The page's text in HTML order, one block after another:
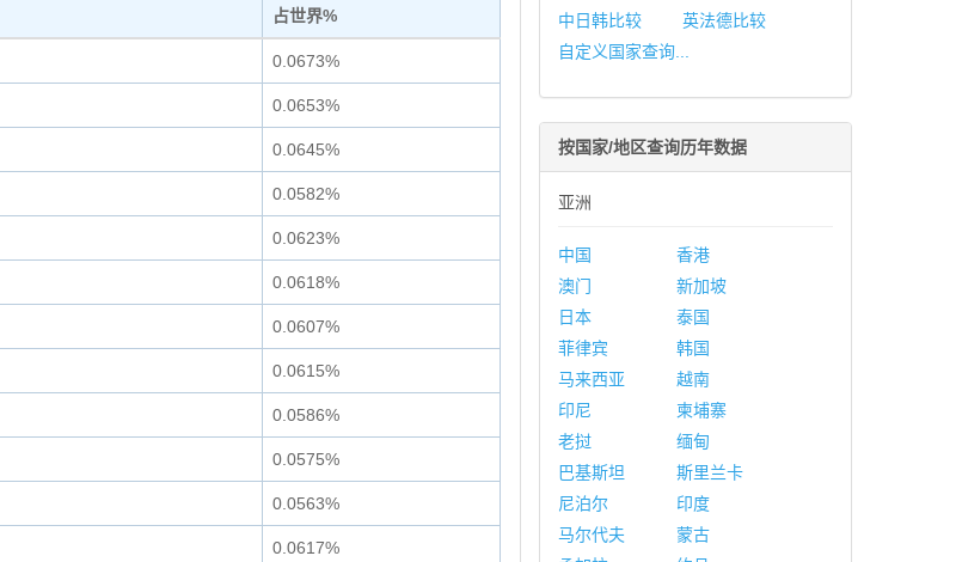
占世界%
0.0673%
0.0653%
0.0645%
0.0582%
0.0623%
0.0618%
0.0607%
0.0615%
0.0586%
0.0575%
0.0563%
0.0617%
中日韩比较
英法德比较
自定义国家查询...
按国家/地区查询历年数据
亚洲
中国
香港
澳门
新加坡
日本
泰国
菲律宾
韩国
马来西亚
越南
印尼
柬埔寨
老挝
缅甸
巴基斯坦
斯里兰卡
尼泊尔
印度
马尔代夫
蒙古